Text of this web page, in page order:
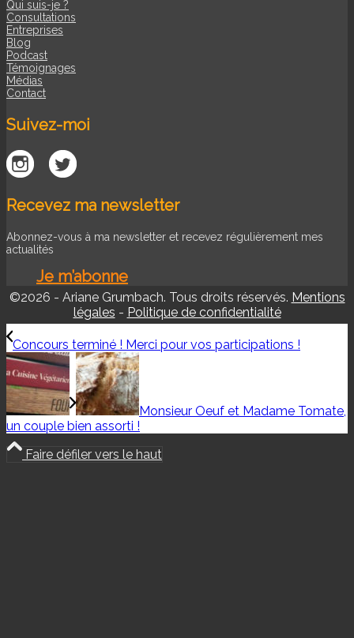
Qui suis-je ?
Consultations
Entreprises
Blog
Podcast
Témoignages
Médias
Contact
Suivez-moi
Recevez ma newsletter
Abonnez-vous à ma newsletter et recevez régulièrement mes
actualités
Je m’abonne
©2026 - Ariane Grumbach. Tous droits réservés. Mentions
légales - Politique de confidentialité
Concours terminé ! Merci pour vos participations !
Monsieur Oeuf et Madame Tomate,
un couple bien assorti !
Faire défiler vers le haut